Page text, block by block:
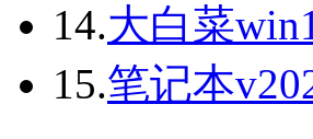
14.大白菜
15.笔记本